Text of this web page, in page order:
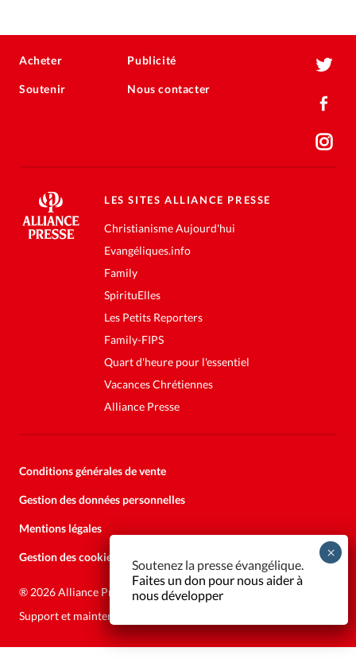
Acheter
Soutenir
Publicité
Nous contacter
LES SITES ALLIANCE PRESSE
Christianisme Aujourd'hui
Evangéliques.info
Family
SpirituElles
Les Petits Reporters
Family-FIPS
Quart d'heure pour l'essentiel
Vacances Chrétiennes
Alliance Presse
Conditions générales de vente
Gestion des données personnelles
Mentions légales
Gestion des cookies
® 2026 Alliance Presse
Support et maintenance:
Soutenez la presse évangélique.
Faites un don pour nous aider à
nous développer